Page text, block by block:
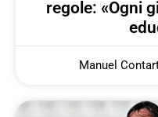
regole: «Ogni
Manuel